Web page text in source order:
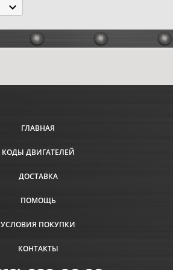
ГЛАВНАЯ
КОДЫ ДВИГАТЕЛЕЙ
ДОСТАВКА
ПОМОЩЬ
УСЛОВИЯ ПОКУПКИ
КОНТАКТЫ